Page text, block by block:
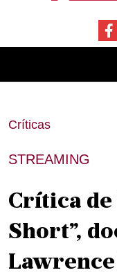
Críticas
STREAMING
Crítica de
Short”,